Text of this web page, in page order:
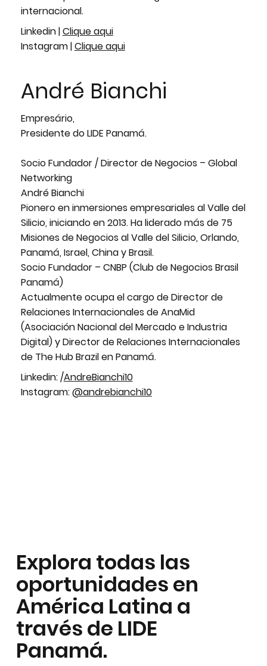
internacional.
Linkedin |Clique aqui
Instagram |Clique aqui
André Bianchi
Empresário,
Presidente do LIDE Panamá.
Socio Fundador / Director de Negocios – Global
Networking
André Bianchi
Pionero en inmersiones empresariales al Valle del
Silicio, iniciando en 2013. Ha liderado más de 75
Misiones de Negocios al Valle del Silicio, Orlando,
Panamá, Israel, China y Brasil.
Socio Fundador – CNBP (Club de Negocios Brasil
Panamá)
Actualmente ocupa el cargo de Director de
Relaciones Internacionales de AnaMid
(Asociación Nacional del Mercado e Industria
Digital) y Director de Relaciones Internacionales
de The Hub Brazil en Panamá.
Linkedin: /AndreBianchi10
Instagram:@andrebianchi10
Explora todas las
oportunidades en
América Latina a
través de LIDE
Panamá.